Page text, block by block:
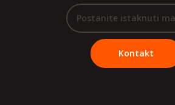
Postanite istaknuti
Kontakt